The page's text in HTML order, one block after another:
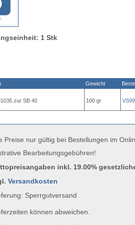
1 Stk
Gewicht
zur SB 40 100 gr
Preise nur gültig bei Bestellungen im
Bearbeitungsgebühren!
inkl. 19.00%
Versandkosten
Sperrgutversand
können abweichen.